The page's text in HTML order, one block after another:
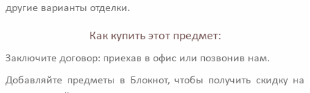
другие варианты отделки.
Как купить этот предмет:
Заключите договор: приехав в офис или позвонив нам.
Добавляйте предметы в Блокнот, чтобы получить скидку на